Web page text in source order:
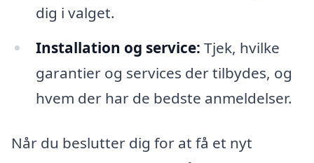
dig i valget.
Installation og service: Tjek, hvilke
garantier og services der tilbydes, og
hvem der har de bedste anmeldelser.
Når du beslutter dig for at få et nyt